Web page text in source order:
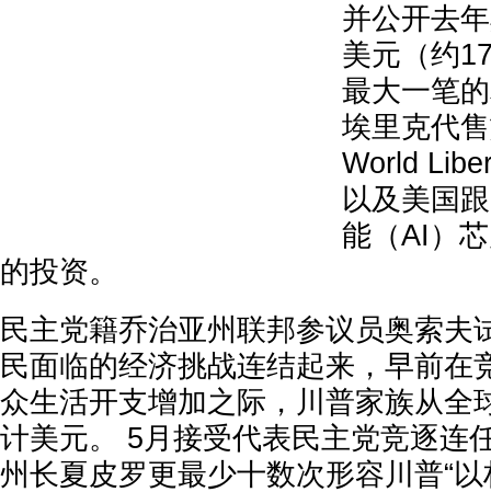
并公开去
美元（约
最大一笔
埃里克代
World
以及美国
能（AI）
的投资。
民主党籍乔治亚州联邦参议员奥索夫
民面临的经济挑战连结起来，早前在
众生活开支增加之际，川普家族从全
计美元。 5月接受代表民主党竞逐连
州长夏皮罗更最少十数次形容川普“以